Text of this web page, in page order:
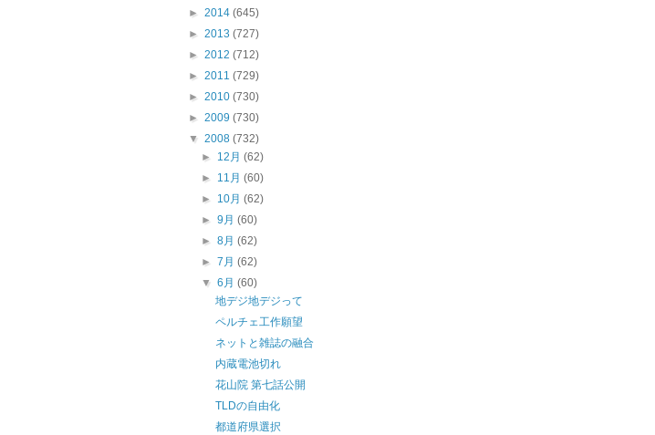
► 2014 (645)
► 2013 (727)
► 2012 (712)
► 2011 (729)
► 2010 (730)
► 2009 (730)
▼ 2008 (732)
► 12月(62)
► 11月(60)
► 10月(62)
►9月(60)
►8月(62)
►7月(62)
▼6月(60)
地デジ地デジって
ペルチェ工作願望
ネットと雑誌の融合
内蔵電池切れ
花山院 第七話公開
TLDの自由化
都道府県選択